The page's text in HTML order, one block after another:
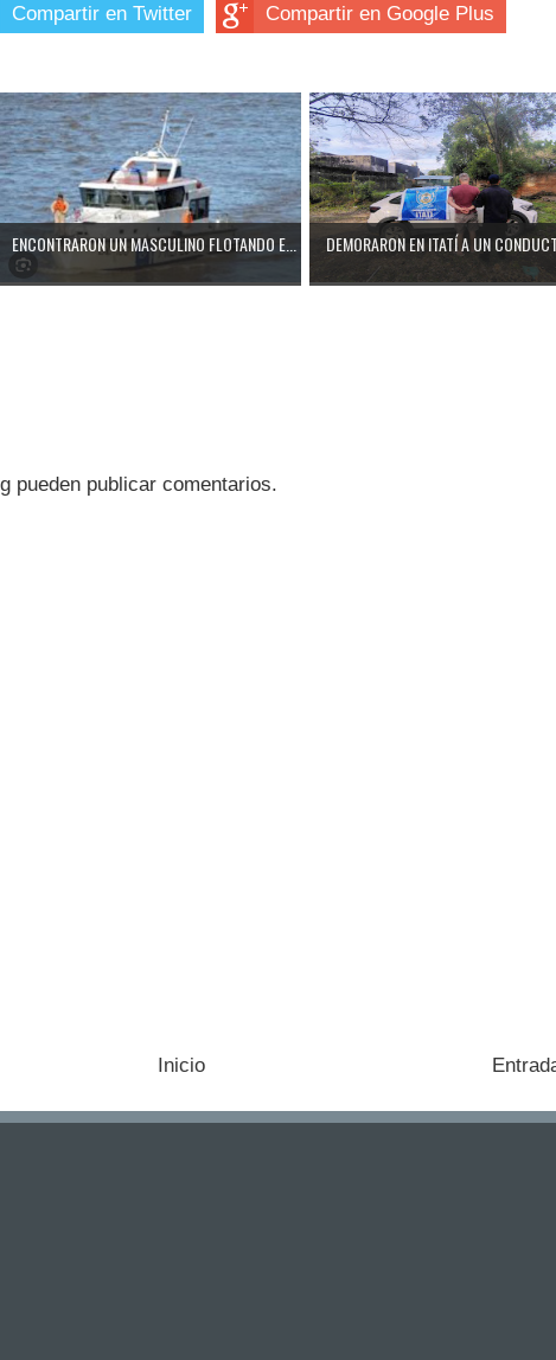
Compartir en Twitter Compartir en Google Plus
ENCONTRARON UN MASCULINO FLOTANDO E... DEMORARON EN ITATÍ A UN
pueden publicar comentarios.
Inicio